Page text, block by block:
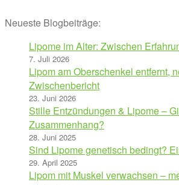
Neueste Blogbeiträge:
Lipome im Alter: Zwischen
7. Juli 2026
Lipom am Oberschenkel entfernt,
Zwischenbericht
23. Juni 2026
Stille Entzündungen & Lipome –
Zusammenhang?
28. Juni 2025
Sind Lipome genetisch bedingt?
29. April 2025
Lipom mit Muskel verwachsen –